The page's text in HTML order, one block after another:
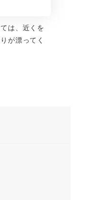
は、近くを
が漂ってく